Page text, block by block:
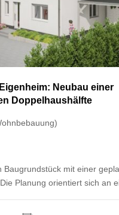
Neubau einer
Doppelhaushälfte
Baugrundstück mit einer
Planung orientiert sich an